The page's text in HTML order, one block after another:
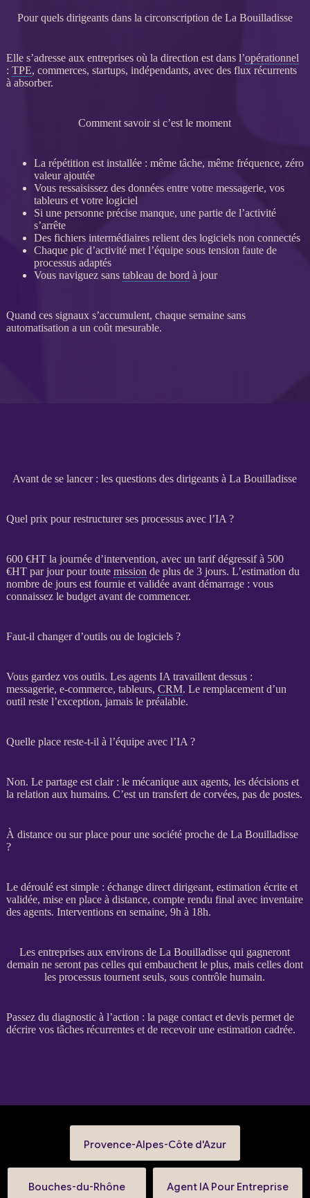
Pour quels dirigeants dans la circonscription de La Bouilladisse
Elle s’adresse aux entreprises où la direction est dans l’opérationnel
: TPE, commerces, startups, indépendants, avec des fluxrécurrents
à absorber.
Comment savoir si c’est le moment
La répétition est installée : même tâche, même fréquence, zéro
valeur ajoutée
Vous ressaisissez des donnéesentre votre messagerie, vos
tableurs et votre logiciel
Si une personne précise manque, une partie de l’activité
s’arrête
Des fichiers intermédiaires relient des logiciels non connectés
Chaque pic d’activité met l’équipe sous tension faute de
processusadaptés
Vous naviguez sans tableau de bord à jour
Quand ces signaux s’accumulent, chaque semaine sans
automatisation a un coût mesurable.
Avant de se lancer : les questions des dirigeants à La Bouilladisse
Quel prix pour restructurer ses processus avec l’IA ?
600 €HTla journée d’intervention, avec un tarif dégressif à 500
€HTpar jour pour toute mission de plus de 3 jours. L’estimation du
nombre de jours est fournie et validée avant démarrage : vous
connaissez le budget avant de commencer.
Faut-il changer d’outils ou de logiciels ?
Vous gardez vos outils. Les agents IA travaillent dessus :
messagerie, e-commerce, tableurs, CRM. Le remplacement d’un
outil reste l’exception, jamais le préalable.
Quelle place reste-t-il à l’équipe avec l’IA ?
Non. Le partage est clair : le mécanique aux agents, les décisions et
la relation aux humains. C’est un transfertde corvées, pas de postes.
À distance ou sur place pour une société proche de La Bouilladisse
?
Le déroulé est simple : échange direct dirigeant, estimation écrite et
validée, mise en place à distance, compte rendu final avec inventaire
des agents. Interventions en semaine, 9h à 18h.
Les entreprises aux environs de La Bouilladisse qui gagneront
demain ne seront pas celles qui embauchent le plus, mais celles dont
les processus tournent seuls, sous contrôle humain.
Passez du diagnostic à l’action : la page contact et devispermet de
décrire vos tâches récurrentes et de recevoir une estimation cadrée.
Provence-Alpes-Côte d'Azur
Bouches-du-Rhône Agent IA Pour Entreprise